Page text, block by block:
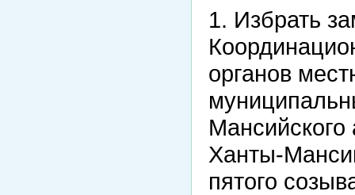
1. Избрать
органов
Ханты-
пятого